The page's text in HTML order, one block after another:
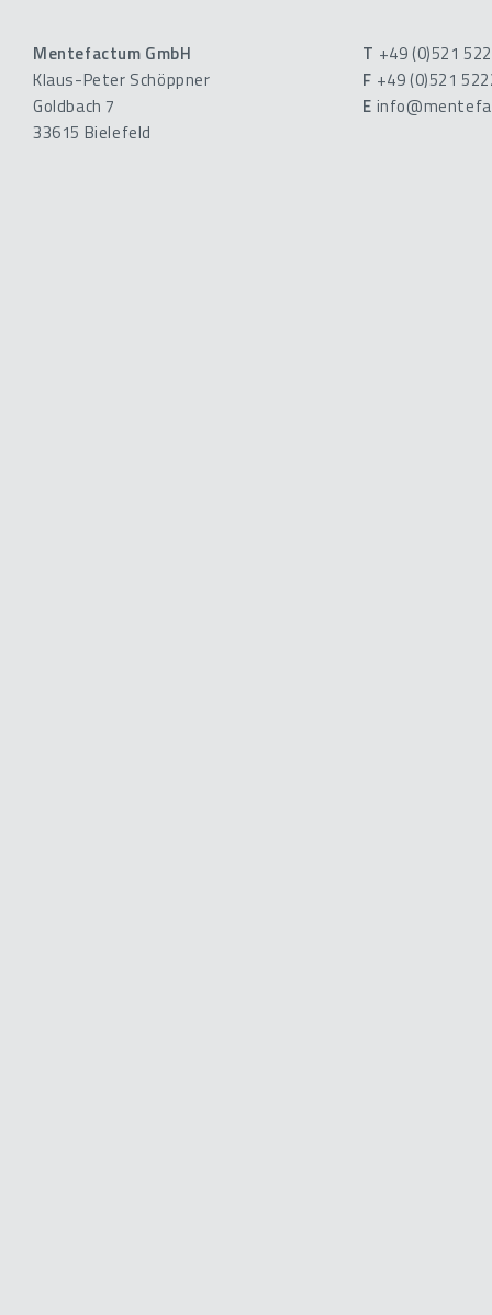
Mentefactum GmbH
Klaus-Peter Schöppner
Goldbach 7
33615 Bielefeld
T +49 (0)521
F +49 (0)521
E